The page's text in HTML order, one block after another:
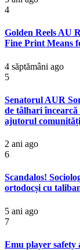
4
Golden Reels AU
Fine Print Means
4 săptămâni ago
5
Senatorul AUR
de tâlhari încearcă
ajutorul
2 ani ago
6
Scandalos!
ortodocși cu
5 ani ago
7
Emu player safety